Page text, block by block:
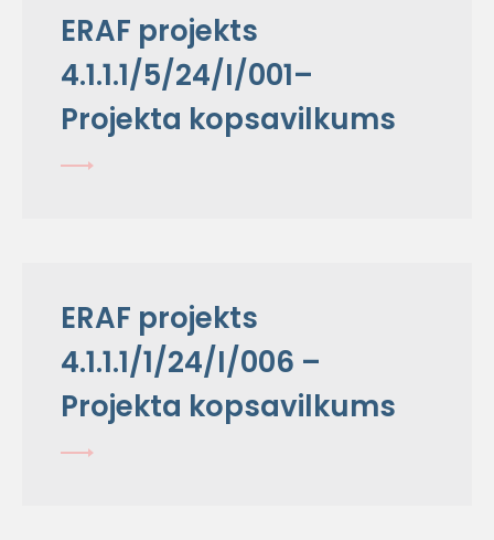
ERAF projekts
4.1.1.1/5/24/I/001–
Projekta kopsavilkums
ERAF projekts
4.1.1.1/1/24/I/006 –
Projekta kopsavilkums